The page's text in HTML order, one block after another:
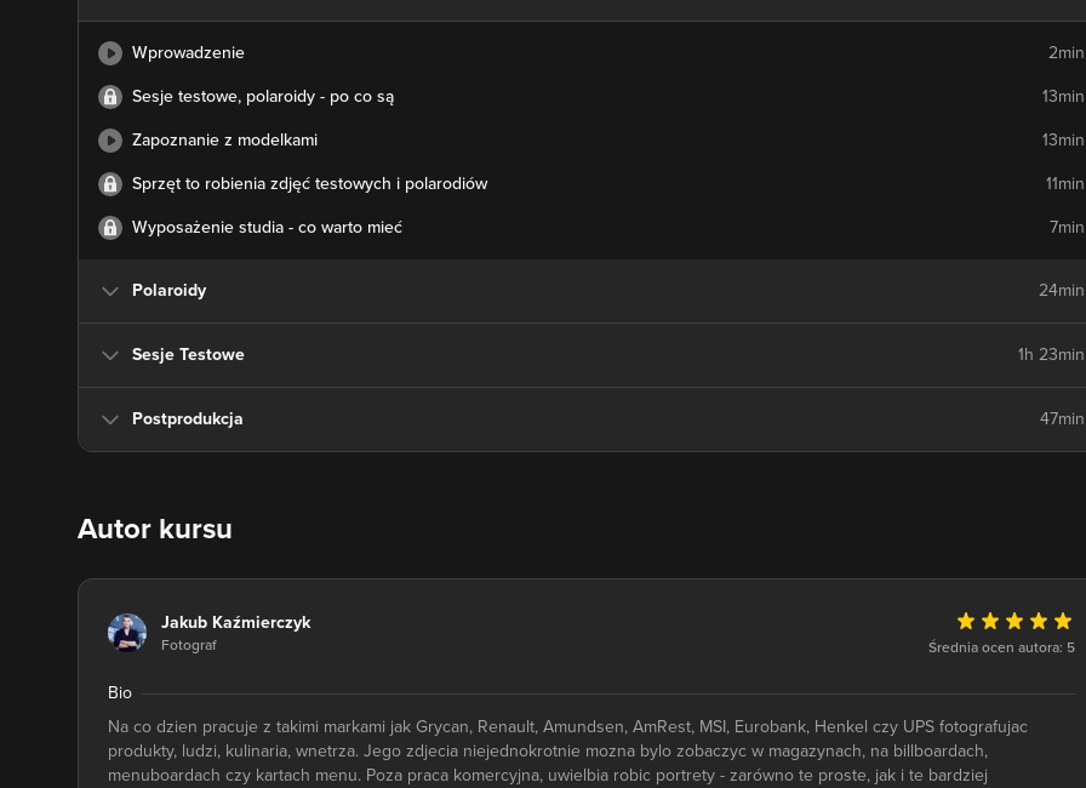
Wprowadzenie 2min
Sesje testowe, polaroidy - po co są 13min
Zapoznanie z modelkami 13min
Sprzęt to robienia zdjęć testowych i polarodiów 11min
Wyposażenie studia - co warto mieć 7min
Polaroidy 24min
Sesje Testowe 1h 23min
Postprodukcja 47min
Autor kursu
Jakub Kaźmierczyk
Fotograf Średnia ocen autora: 5
Bio
Na co dzien pracuje z takimi markami jak Grycan, Renault, Amundsen, AmRest, MSI, Eurobank, Henkel czy UPS fotografujac
produkty, ludzi, kulinaria, wnetrza. Jego zdjecia niejednokrotnie mozna bylo zobaczyc w magazynach, na billboardach,
menuboardach czy kartach menu. Poza praca komercyjna, uwielbia robic portrety - zarówno te proste, jak i te bardziej